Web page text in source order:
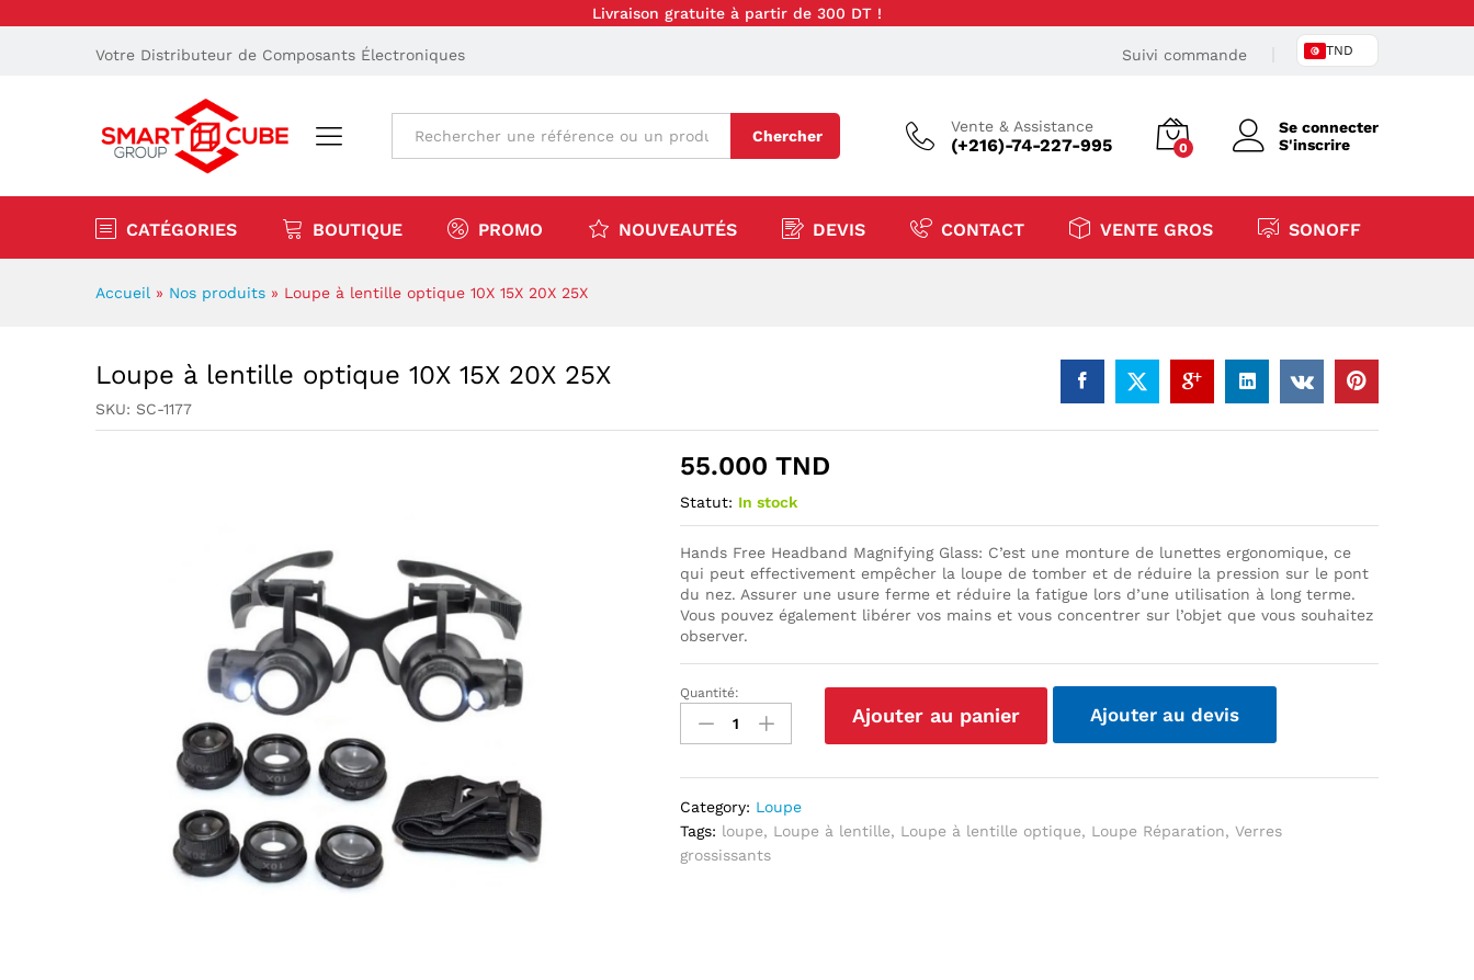
Livraison gratuite à partir de 300 DT !
Votre Distributeur de Composants Électroniques Suivi commande TND
Tout Chercher
Vente & Assistance
(+216)-74-227-995 0
Se connecter
S'inscrire
CATÉGORIES BOUTIQUE PROMO NOUVEAUTÉS DEVIS CONTACT VENTE GROS SONOFF
Accueil » Nos produits » Loupe à lentille optique 10X 15X 20X 25X
Loupe à lentille optique 10X 15X 20X 25X
SKU: SC-1177
55.000TND
Statut: In stock
Hands Free Headband Magnifying Glass: C’est une monture de lunettes ergonomique, ce
qui peut effectivement empêcher la loupe de tomber et de réduire la pression sur le pont
du nez. Assurer une usure ferme et réduire la fatigue lors d’une utilisation à long terme.
Vous pouvez également libérer vos mains et vous concentrer sur l’objet que vous souhaitez
observer.
Loupe
lentille
15X
20X
25X
Quantité:
Ajouter au panier Ajouter au devis
Category: Loupe
Tags: loupe, Loupe à lentille, Loupe à lentille optique, Loupe Réparation,Verres
grossissants